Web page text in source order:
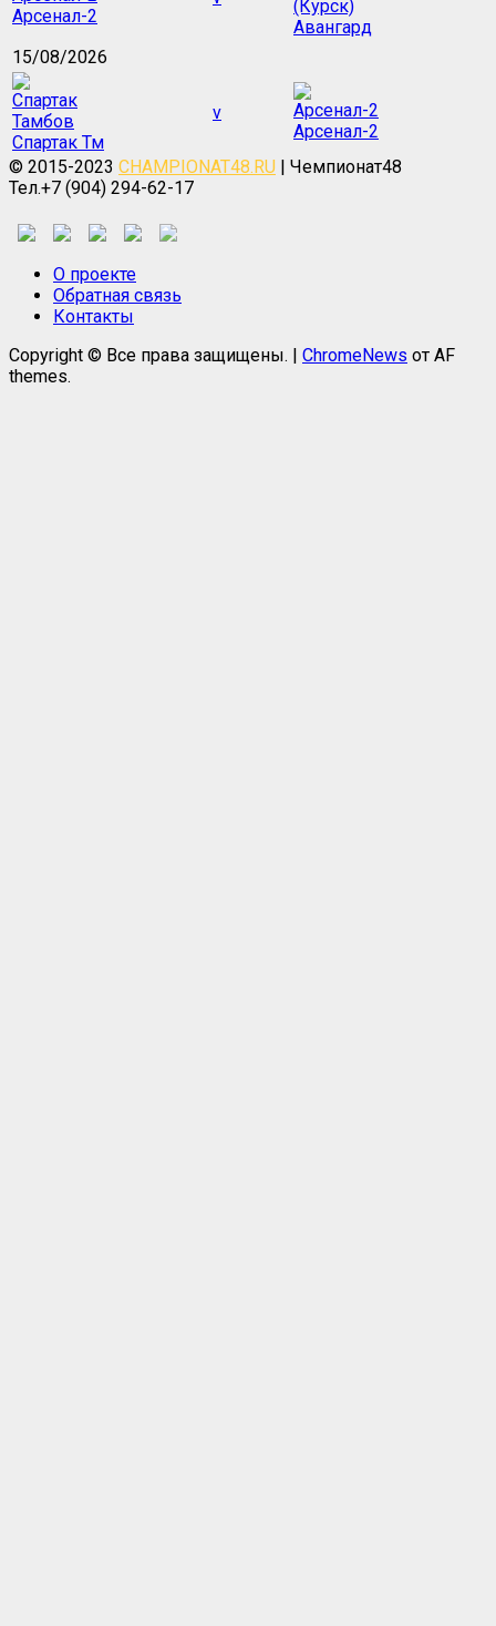
Арсенал-2
Авангард
15/08/2026
Спартак Тм
v
Арсенал-2
© 2015-2023 CHAMPIONAT48.RU | Чемпионат48
Тел.+7 (904) 294-62-17
О проекте
Обратная связь
Контакты
Copyright © Все права защищены. | ChromeNews от AF
themes.